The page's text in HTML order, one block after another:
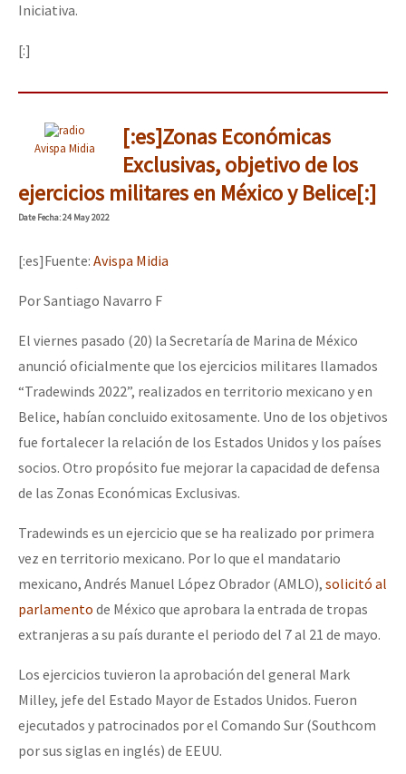
Iniciativa.
[:]
Avispa Midia
[:es]Zonas Económicas
Exclusivas, objetivo de los
ejercicios militares en México y Belice[:]
DateFecha: 24 May 2022
[:es]Fuente: Avispa Midia
Por Santiago Navarro F
El viernes pasado (20) la Secretaría de Marina de México
anunció oficialmente que los ejercicios militares llamados
“Tradewinds 2022”, realizados en territorio mexicano y en
Belice, habían concluido exitosamente. Uno de los objetivos
fue fortalecer la relación de los Estados Unidos y los países
socios. Otro propósito fue mejorar la capacidad de defensa
de las Zonas Económicas Exclusivas.
Tradewinds es un ejercicio que se ha realizado por primera
vez en territorio mexicano. Por lo que el mandatario
mexicano, Andrés Manuel López Obrador (AMLO), solicitó al
parlamento de México que aprobara la entrada de tropas
extranjeras a su país durante el periodo del 7 al 21 de mayo.
Los ejercicios tuvieron la aprobación del general Mark
Milley, jefe del Estado Mayor de Estados Unidos. Fueron
ejecutados y patrocinados por el Comando Sur (Southcom
por sus siglas en inglés) de EEUU.